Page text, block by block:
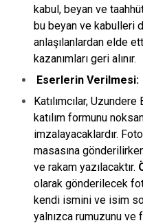
kabul, beyan ve
bu beyan ve kabulleri
anlaşılanlardan elde
kazanımları geri alınır.
Eserlerin Verilmesi:
Katılımcılar,
katılım formunu
imzalayacaklardır.
masasına
ve rakam yazılacaktır.
olarak gönderilecek
kendi ismini ve isim
yalnızca rumuzunu ve